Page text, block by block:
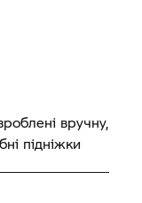
вручну,
підніжки